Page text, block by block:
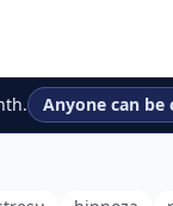
Anyone can be